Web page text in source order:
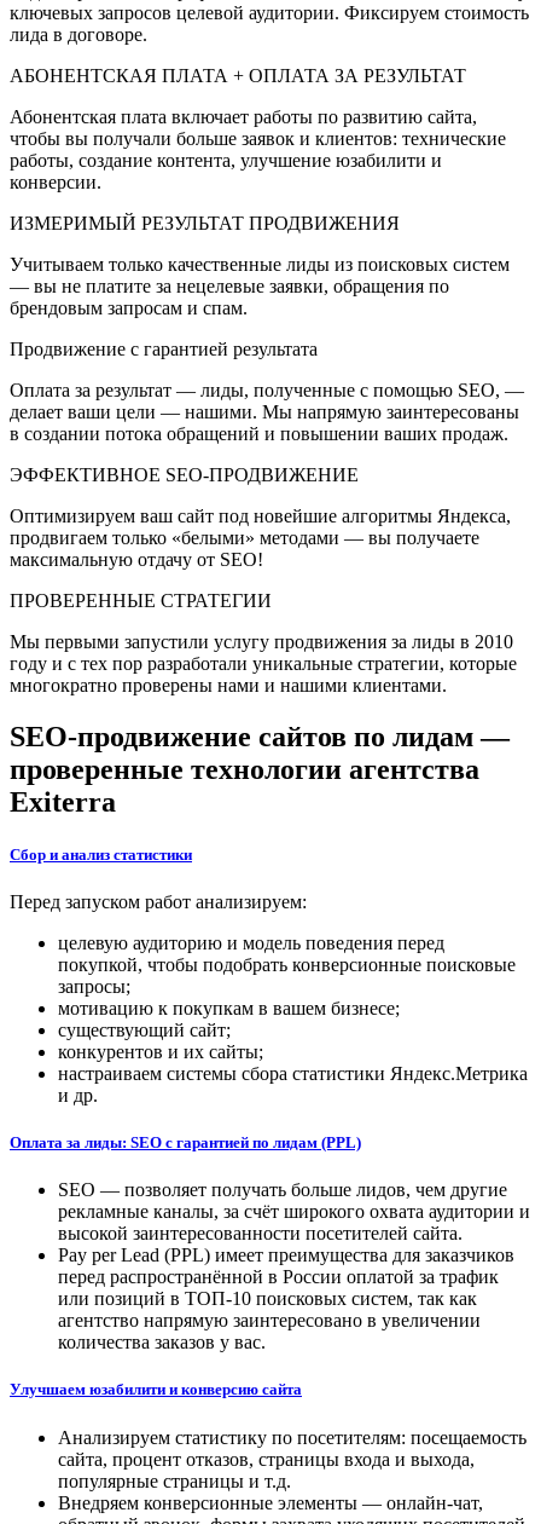
ключевых запросов целевой аудитории. Фиксируем стоимость
лида в договоре.
АБОНЕНТСКАЯ ПЛАТА + ОПЛАТА ЗА РЕЗУЛЬТАТ
Абонентская плата включает работы по развитию сайта,
чтобы вы получали больше заявок и клиентов: технические
работы, создание контента, улучшение юзабилити и
конверсии.
ИЗМЕРИМЫЙ РЕЗУЛЬТАТ ПРОДВИЖЕНИЯ
Учитываем только качественные лиды из поисковых систем
— вы не платите за нецелевые заявки, обращения по
брендовым запросам и спам.
Продвижение с гарантией результата
Оплата за результат — лиды, полученные с помощью SEO, —
делает ваши цели — нашими. Мы напрямую заинтересованы
в создании потока обращений и повышении ваших продаж.
ЭФФЕКТИВНОЕ SEO-ПРОДВИЖЕНИЕ
Оптимизируем ваш сайт под новейшие алгоритмы Яндекса,
продвигаем только «белыми» методами — вы получаете
максимальную отдачу от SEO!
ПРОВЕРЕННЫЕ СТРАТЕГИИ
Мы первыми запустили услугу продвижения за лиды в 2010
году и с тех пор разработали уникальные стратегии, которые
многократно проверены нами и нашими клиентами.
SEO-продвижение сайтов по лидам —
проверенные технологии агентства
Exiterra
Сбор и анализ статистики
Перед запуском работ анализируем:
целевую аудиторию и модель поведения перед
покупкой, чтобы подобрать конверсионные поисковые
запросы;
мотивацию к покупкам в вашем бизнесе;
существующий сайт;
конкурентов и их сайты;
настраиваем системы сбора статистики Яндекс.Метрика
и др.
Оплата за лиды: SEO с гарантией по лидам (PPL)
SEO — позволяет получать больше лидов, чем другие
рекламные каналы, за счёт широкого охвата аудитории и
высокой заинтересованности посетителей сайта.
Pay per Lead (PPL) имеет преимущества для заказчиков
перед распространённой в России оплатой за трафик
или позиций в ТОП-10 поисковых систем, так как
агентство напрямую заинтересовано в увеличении
количества заказов у вас.
Улучшаем юзабилити и конверсию сайта
Анализируем статистику по посетителям: посещаемость
сайта, процент отказов, страницы входа и выхода,
популярные страницы и т.д.
Внедряем конверсионные элементы — онлайн-чат,